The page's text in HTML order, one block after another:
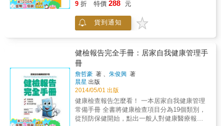
任地讓自己的健康陷入危機。 身為腎臟科名
患者的無力感，化作實際行動寫就本書，把醫
界不能說破的暗黑秘密攤在陽光下，並且提供
讀者真正需要的「適度」醫療保健對策。 如果
你不想淪為「醫療白老鼠，不明所以的為開發
新藥貢獻」，並且不至於偏激到認為「沒檢查
沒病，檢查出來都是病」，那這本書正是你需
要的。 重要事件 2013年，世界醫院排名第一的
美國梅約診所，曾發表一項研究指出：「40%
的現行醫療措施和藥品是無效的。」 減少過度
醫療的發生，已是現今全球醫師的共同課題。
2012年時，美國內科醫學委員會（ABIM）便發
起了一項「明智選擇運動」（Choosing Wisely
字不只是數字，這些都代表了你的健康，請一
糖尿病，在健檢數字變紅前就發現，治療成效
絕對比發病後才開始治療好！請對自己好一
點！ ● 「健康」是報酬率最高的投資，請看這
利潤──健康！ ● 本書透過精采簡單的圖片及表
格，搭配淺顯易懂的精煉文字，讓你讀起來輕
鬆，理解一點也不費力！
般人很容易便迷失在各類健康檢查的繁複項目
文字與結果數字當中。 & 因此一本能夠給予讀
者全方面健檢常識的經典好書便是十分必要
檢報告，是非常實用且一目瞭然的指南。 & 健
檢數據告訴你是否有罹患生活習慣病的風險 &
想要健康地安享天年的話，就必須要從日常的
飲食生活與生活方式中多花點心思，同時，精
密的健康檢查也是很重要的。年過四十則長年
不良的生活習慣早已定型，也差不多到了病症
浮現的年紀。讓我們盡早地發現這些徵兆，並
及早進行因應吧！ & 健康檢查大致上可分為兩
種，一種是自己能做到的健康檢查，養成每天
9 折 特價 288 元
貨到通知
健檢報告完全手冊：居家自我健康管理手
冊
詹哲豪 著 、朱俊興 著
晨星 出版
2014/05/01 出版
健康檢查報告怎麼看！ 一本居家自我健康管理
常備手冊 全書將健康檢查項目分為19個類別，
從預防保健開始，點出一般人對健康醫療報告